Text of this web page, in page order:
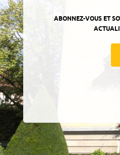
ABONNEZ-VOUS ET